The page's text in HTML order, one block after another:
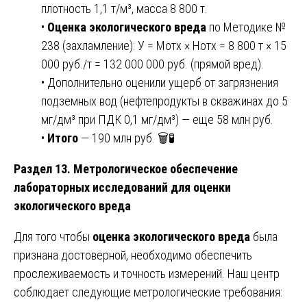
плотность 1,1 т/м³, масса 8 800 т.
• Оценка экологического вреда по Методике №
238 (захламление): У = Мотх × Нотх = 8 800 т × 15
000 руб./т = 132 000 000 руб. (прямой вред).
• Дополнительно оценили ущерб от загрязнения
подземных вод (нефтепродукты в скважинах до 5
мг/дм³ при ПДК 0,1 мг/дм³) — еще 58 млн руб.
• Итого — 190 млн руб. 🗑️🧪
Раздел 13. Метрологическое обеспечение
лабораторных исследований для оценки
экологического вреда
Для того чтобы оценка экологического вреда была
признана достоверной, необходимо обеспечить
прослеживаемость и точность измерений. Наш центр
соблюдает следующие метрологические требования: